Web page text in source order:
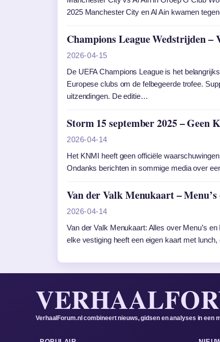
2025 Manchester City en Al Ain kwamen
Champions League Wedstrijden –
2026-04-15
De UEFA Champions League is het
Europese clubs om de felbegeerde trofee.
uitzendingen. De editie…
Storm 15 september 2025 – Geen
2026-04-14
Het KNMI heeft geen officiële
Ondanks berichten in sommige media over
Van der Valk Menukaart –
2026-04-14
Van der Valk Menukaart: Alles over Menu’s
elke vestiging heeft een eigen kaart met
VerhaalForum.nl combineert nieuws, gidsen en analyses in